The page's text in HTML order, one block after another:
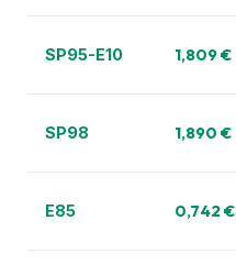
SP95-E10 1,809 €
SP98 1,890 €
E85 0,742 €